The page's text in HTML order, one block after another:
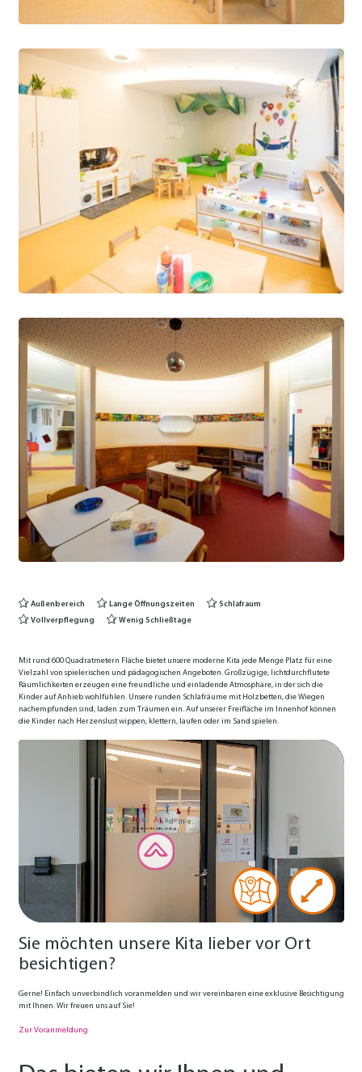
Außenbereich Lange Öffnungszeiten
Schlafraum
Vollverpflegung
Wenig Schließtage
Mit rund 600 Quadratmetern Fläche bietet unsere moderne Kita jede Menge Platz für eine
Vielzahl von spielerischen und pädagogischen Angeboten. Großzügige, lichtdurchflutete
Räumlichkeiten erzeugen eine freundliche und einladende Atmosphäre, in der sich die
Kinder auf Anhieb wohlfühlen. Unsere runden Schlaf­räume mit Holzbetten, die Wiegen
nachempfunden sind, laden zum Träumen ein. Auf unserer Freifläche im Innenhof können
die Kinder nach Herzenslust wippen, klettern, laufen oder im Sand spielen.
Sie möchten unsere Kita lieber vor Ort
besichtigen?
Gerne! Einfach unverbindlich voranmelden und wir vereinbaren eine exklusive Besichtigung
mit Ihnen. Wir freuen uns auf Sie!
Zur Voranmeldung